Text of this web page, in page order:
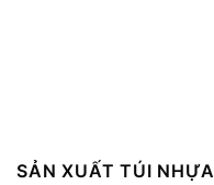
SẢN XUẤT TÚI NHỰA